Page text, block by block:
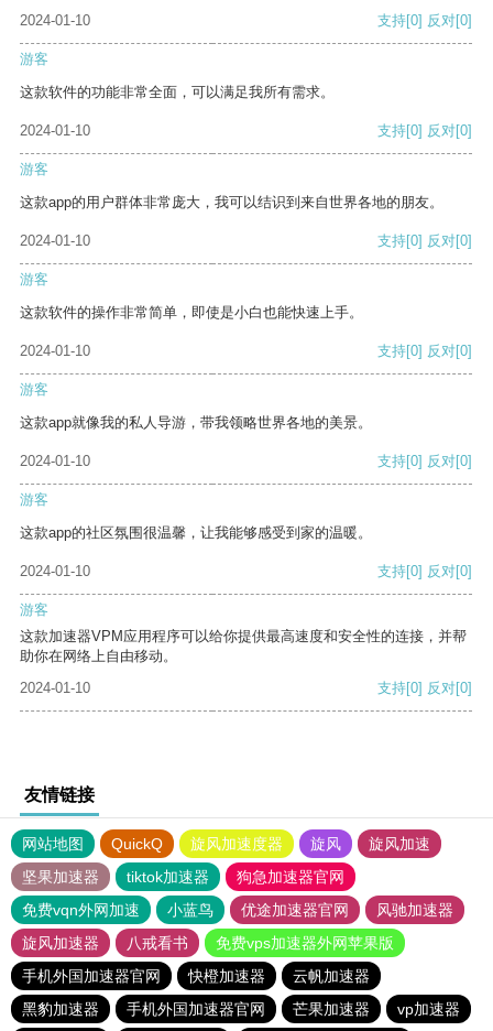
2024-01-10
支持[0] 反对[0]
游客
这款软件的功能非常全面，可以满足我所有需求。
2024-01-10 支持[0] 反对[0]
游客
这款app的用户群体非常庞大，我可以结识到来自世界各地的朋友。
2024-01-10 支持[0] 反对[0]
游客
这款软件的操作非常简单，即使是小白也能快速上手。
2024-01-10 支持[0] 反对[0]
游客
这款app就像我的私人导游，带我领略世界各地的美景。
2024-01-10 支持[0] 反对[0]
游客
这款app的社区氛围很温馨，让我能够感受到家的温暖。
2024-01-10 支持[0] 反对[0]
游客
这款加速器VPM应用程序可以给你提供最高速度和安全性的连接，并帮
助你在网络上自由移动。
2024-01-10
支持[0] 反对[0]
友情链接
网站地图 QuickQ 旋风加速度器 旋风
旋风加速
坚果加速器
tiktok加速器
狗急加速器官网
免费vqn外网加速
小蓝鸟 优途加速器官网
风驰加速器
旋风加速器
八戒看书
免费vps加速器外网苹果版
手机外国加速器官网
快橙加速器
云帆加速器
黑豹加速器
手机外国加速器官网 芒果加速器 vp加速器